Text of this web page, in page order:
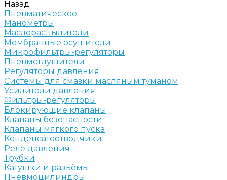
Назад
Пневматическое
Манометры
Маслораспылители
Мембранные осушители
Микрофильтры-регуляторы
Пневмоглушители
Регуляторы давления
Системы для смазки масляным туманом
Усилители давления
Фильтры-регуляторы
Блокирующие клапаны
Клапаны безопасности
Клапаны мягкого пуска
Конденсатоотводчики
Реле давления
Трубки
Катушки и разъёмы
Пневмоцилиндры